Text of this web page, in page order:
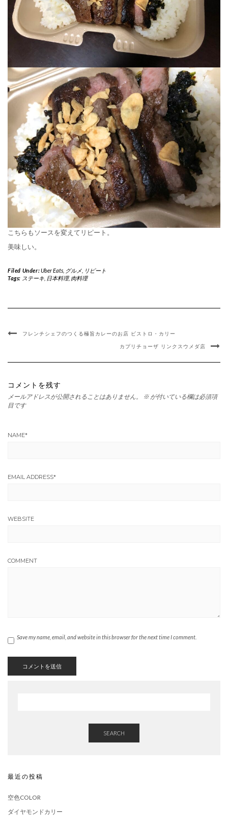
こちらもソースを変えてリピート。
美味しい。
Filed Under:Uber Eats, グルメ, リピート
Tags: ステーキ, 日本料理, 肉料理
フレンチシェフのつくる極旨カレーのお店 ビストロ・カリー
カプリチョーザ リンクスウメダ店
コメントを残す
メールアドレスが公開されることはありません。 ※ が付いている欄は必須項
目です
NAME*
EMAIL ADDRESS*
WEBSITE
COMMENT
Save my name, email, and website in this browser for the next time I comment.
SEARCH
最近の投稿
空色COLOR
ダイヤモンドカリー